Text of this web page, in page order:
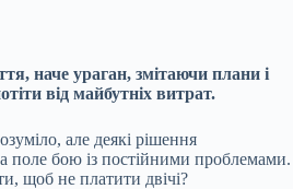
наче ураган, змітаючи плани і
від майбутніх витрат.
але деякі рішення
поле бою із постійними проблемами.
щоб не платити двічі?